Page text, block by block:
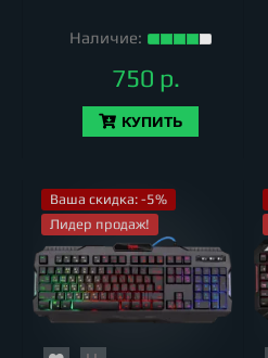
Наличие:
750 р.
КУПИТЬ
Ваша скидка: -5%
Лидер продаж!